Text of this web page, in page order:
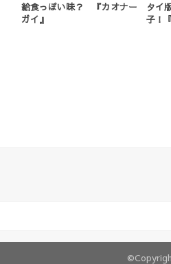
給食っぽい味？ 『カオナー
ガイ』
タイ
子！